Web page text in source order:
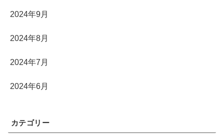
2024年9月
2024年8月
2024年7月
2024年6月
カテゴリー